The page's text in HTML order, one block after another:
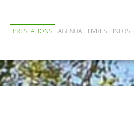
PRESTATIONS AGENDA LIVRES INFOS